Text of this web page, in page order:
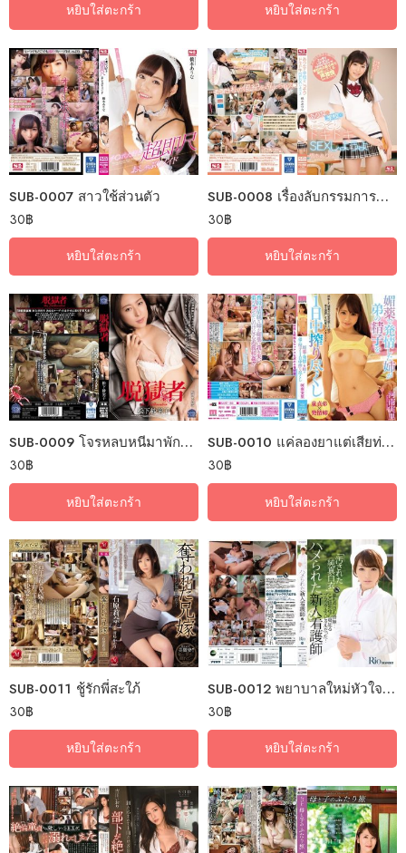
หยิบใส่ตะกร้า หยิบใส่ตะกร้า
SUB-0007 สาวใช้ส่วนตัว
30฿
หยิบใส่ตะกร้า
SUB-0008 เรื่องลับกรรมการนักเรียน
30฿
หยิบใส่ตะกร้า
SUB-0009 โจรหลบหนีมาพักที่หมีเธอ
30฿
หยิบใส่ตะกร้า
SUB-0010 แค่ลองยาแต่เสียท่าซะเอง
30฿
หยิบใส่ตะกร้า
SUB-0011 ชู้รักพี่สะใภ้
30฿
หยิบใส่ตะกร้า
SUB-0012 พยาบาลใหม่หัวใจสยิว
30฿
หยิบใส่ตะกร้า